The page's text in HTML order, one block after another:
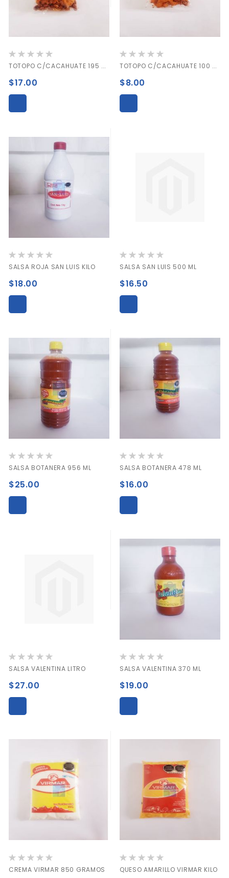
Valoración:
0% TOTOPO C/CACAHUATE 195 GRAMOS
$17.00
Valoración:
0% TOTOPO C/CACAHUATE 100 GRAMOS
$8.00
Valoración:
0%
SALSA ROJA SAN LUIS KILO
$18.00
Valoración:
0%
SALSA SAN LUIS 500 ML
$16.50
Valoración:
0%
SALSA BOTANERA 956 ML
$25.00
Valoración:
0%
SALSA BOTANERA 478 ML
$16.00
Valoración:
0%
SALSA VALENTINA LITRO
$27.00
Valoración:
0%
SALSA VALENTINA 370 ML
$19.00
Valoración:
CREMA VIRMAR 850 GRAMOS
Valoración:
QUESO AMARILLO VIRMAR KILO